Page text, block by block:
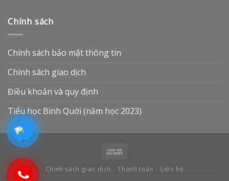
Chính sách
Chính sách bảo mật thông tin
Chính sách giao dịch
Điều khoản và quy định
Tiểu học Bình Quới (năm học 2023)
Chính sách giao dịch Thanh toán Liên hệ